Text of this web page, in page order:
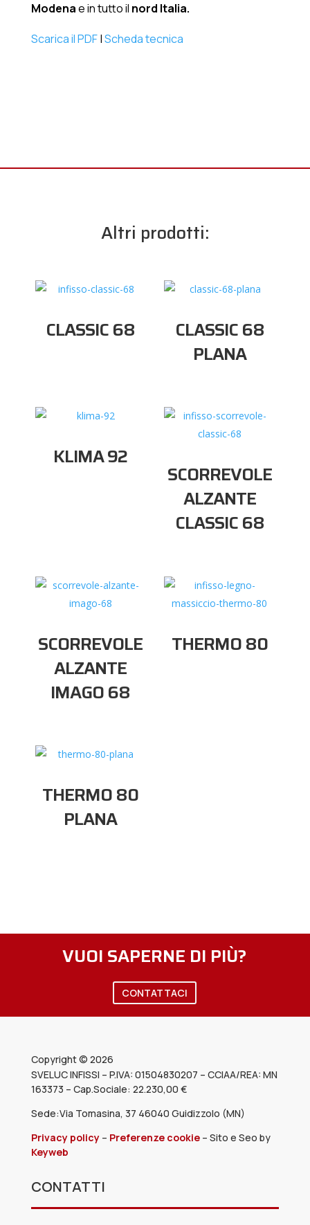
Modenae in tutto il nord Italia.
Scarica il PDF|Scheda tecnica
Altri prodotti:
CLASSIC 68
CLASSIC 68
PLANA
KLIMA 92
SCORREVOLE
ALZANTE
CLASSIC 68
SCORREVOLE
ALZANTE
IMAGO 68
THERMO 80
THERMO 80
PLANA
VUOI SAPERNE DI PIÙ?
CONTATTACI
Copyright © 2026
SVELUC INFISSI – P.IVA: 01504830207 – CCIAA/REA: MN
163373 – Cap.Sociale: 22.230,00 €
Sede:Via Tomasina, 37 46040 Guidizzolo (MN)
Privacy policy– Preferenze cookie– Sito e Seo by
Keyweb
CONTATTI